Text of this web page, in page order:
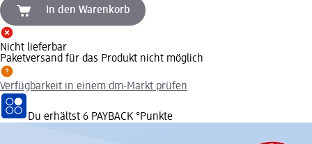
In den Warenkorb
Nicht lieferbar
Paketversand für das Produkt nicht möglich
Verfügbarkeit in einem dm-Markt prüfen
Du erhältst 6 PAYBACK °Punkte